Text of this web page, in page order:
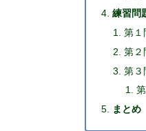
練習問
第１
第２
第３
まとめ